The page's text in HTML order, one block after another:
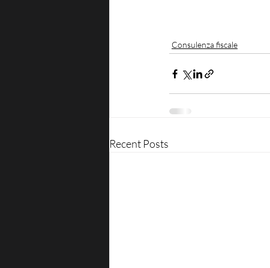
Consulenza fiscale
Recent Posts